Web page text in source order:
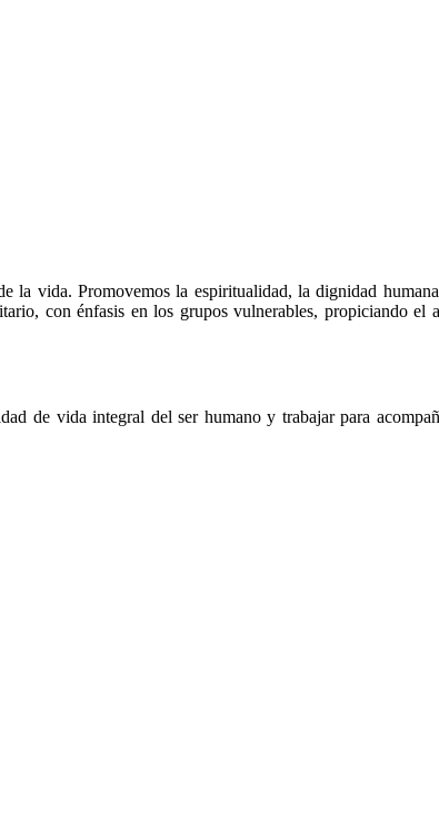
vida. Promovemos la espiritualidad, la dignidad
con énfasis en los grupos vulnerables, propiciando el
de vida integral del ser humano y trabajar para